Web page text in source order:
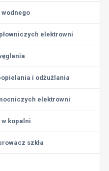
wodnego
elektrowni
i odżużlania
elektrowni
kopalni
szkła